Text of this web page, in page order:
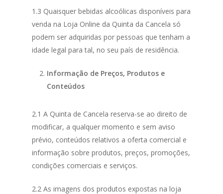
1.3 Quaisquer bebidas alcoólicas disponíveis para
venda na Loja Online da Quinta da Cancela só
podem ser adquiridas por pessoas que tenham a
idade legal para tal, no seu país de residência.
Informação de Preços, Produtos e
Conteúdos
2.1 A Quinta de Cancela reserva-se ao direito de
modificar, a qualquer momento e sem aviso
prévio, conteúdos relativos a oferta comercial e
informação sobre produtos, preços, promoções,
condições comerciais e serviços.
2.2 As imagens dos produtos expostas na loja